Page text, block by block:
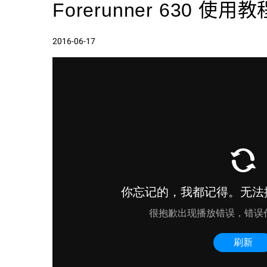
Forerunner 630 使用教
2016-06-17